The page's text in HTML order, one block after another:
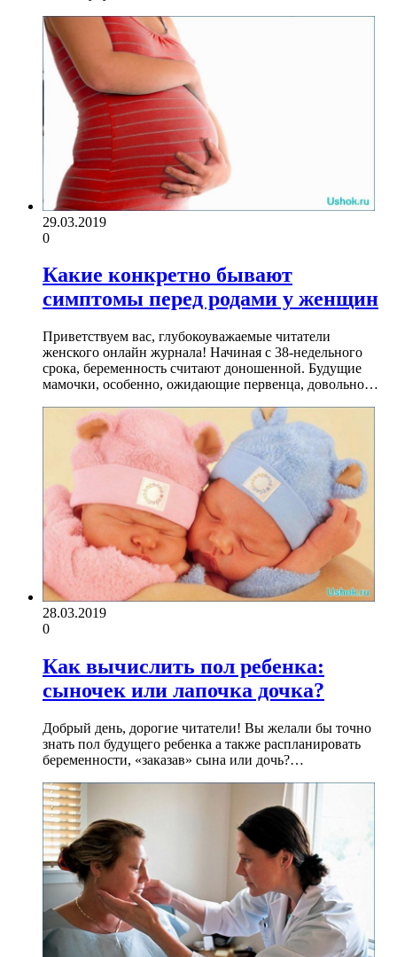
29.03.2019
0
Какие конкретно бывают
симптомы перед родами у женщин
Приветствуем вас, глубокоуважаемые читатели
женского онлайн журнала! Начиная с 38-недельного
срока, беременность считают доношенной. Будущие
мамочки, особенно, ожидающие первенца, довольно…
28.03.2019
0
Как вычислить пол ребенка:
сыночек или лапочка дочка?
Добрый день, дорогие читатели! Вы желали бы точно
знать пол будущего ребенка а также распланировать
беременности, «заказав» сына или дочь?…